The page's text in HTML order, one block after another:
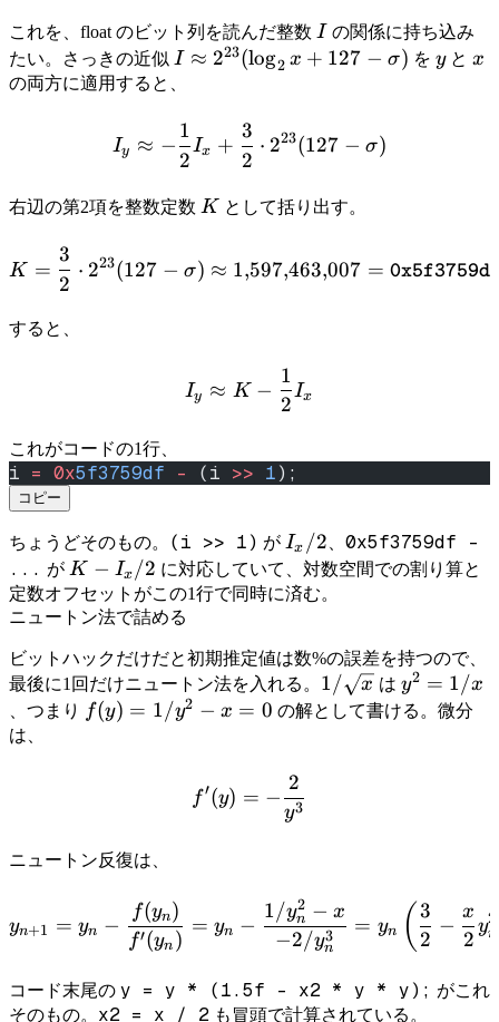
これを、float のビット列を読んだ整数 I
I の関係に持ち込み
たい。さっきの近似 I
\approx
(\log_2
x + 127
\sigma)
I ≈ 223(log2 x + 127 − σ) を y
yとx
x
の両方に適用すると、
I_y \approx -\frac{1}{2}
Iy ≈ −
2
1
Ix +
2
3
⋅ 223(127 − σ)
右辺の第2項を整数定数 K
K として括り出す。
K = \frac{3}{2} \cdot
K =
2
3
⋅ 223(127 − σ) ≈ 1,597,463,007 =
すると、
I_y \approx K -
Iy ≈ K −
2
1
Ix
これがコードの1行、
i = 0x5f3759df - (i >> 1);
コピー
ちょうどそのもの。 (i >> 1) が I_x
/ 2
Ix /2
0x5f3759df -
... が K -
I_x/2
K − Ix /2 に対応していて、対数空間での割り算と
定数オフセットがこの1行で同時に済む。
ニュートン法で詰める
ビットハックだけだと初期推定値は数%の誤差を持つので、
最後に1回だけニュートン法を入れる。 1/\sqrt{x}
1/ x は y^2
=
y2 = 1/x
、つまり
f(y) =
f(y) = 1/y2 − x = 0 の解として書ける。微分
は、
f'(y) = -\frac{2}{y^3}
f′(y) = −
y3
2
ニュートン反復は、
y_{n+1} = y_n -
yn+1 = yn −
f′(yn )
f(yn)
= yn −
−2/yn
3
1/yn
2 − x
= yn ( 2
3
−
2
x
yn
2
コード末尾の y = y * (1.5f - x2 * y * y); がこれ
そのもの。 x2 = x / 2 も冒頭で計算されている。